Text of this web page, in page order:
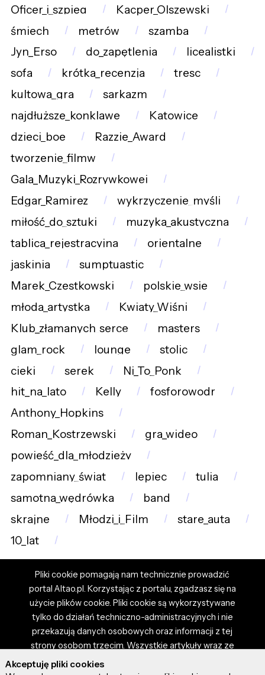
Oficer_i_szpieg
Kacper_Olszewski
śmiech
metrów
szamba
Jyn_Erso
do_zapętlenia
licealistki
sofa
krótka_recenzja
tresc
kultowa_gra
sarkazm
najdłuższe_konklawe
Katowice
dzieci_boe
Razzie_Award
tworzenie_filmw
Gala_Muzyki_Rozrywkowej
Edgar_Ramirez
wykrzyczenie_myśli
miłość_do_sztuki
muzyka_akustyczna
tablica_rejestracyjna
orientalne
jaskinia
sumptuastic
Marek_Czestkowski
polskie_wsie
młoda_artystka
Kwiaty_Wiśni
Klub_złamanych_serce
masters
glam_rock
lounge
stolic
cieki
serek
Ni_To_Ponk
hit_na_lato
Kelly
fosforowodr
Anthony_Hopkins
Roman_Kostrzewski
gra_wideo
powieść_dla_młodzieży
zapomniany_świat
lepiec
tulia
samotna_wędrówka
band
skrajne
Młodzi_i_Film
stare_auta
10_lat
Pliki cookie pomagają nam technicznie prowadzić
portal Altao.pl. Korzystając z portalu, zgadzasz się na
użycie plików cookie. Pliki cookie są wykorzystywane
tylko do działań techniczno-administracyjnych i nie
przekazują danych osobowych oraz informacji z tej
strony osobom trzecim. Wszystkie artykuły wraz ze
zdjęciami i materiałami dostępnymi na portalu są
Akceptuję pliki cookies